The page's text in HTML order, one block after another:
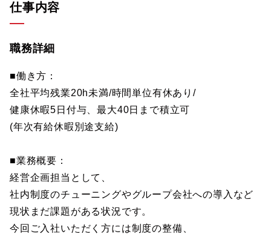
仕事内容
職務詳細
■働き方：
全社平均残業20h未満/時間単位有休あり/
健康休暇5日付与、最大40日まで積立可
(年次有給休暇別途支給)
■業務概要：
経営企画担当として、
社内制度のチューニングやグループ会社への導入など
現状まだ課題がある状況です。
今回ご入社いただく方には制度の整備、